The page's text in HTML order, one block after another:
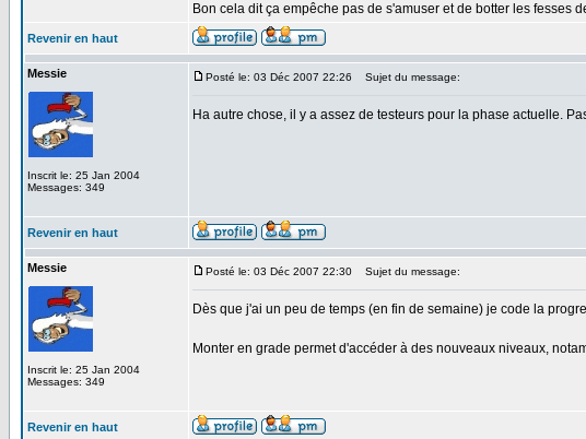
Bon cela dit ça empêche pas de s'amuser et de botter les fesses
Revenir en haut
Messie
Inscrit le: 25 Jan 2004
Messages: 349
Posté le: 03 Déc 2007 22:26 Sujet du message:
Ha autre chose, il y a assez de testeurs pour la phase actuelle.
Revenir en haut
Messie
Inscrit le: 25 Jan 2004
Messages: 349
Posté le: 03 Déc 2007 22:30 Sujet du message:
Dès que j'ai un peu de temps (en fin de semaine) je code la
Monter en grade permet d'accéder à des nouveaux niveaux,
Revenir en haut